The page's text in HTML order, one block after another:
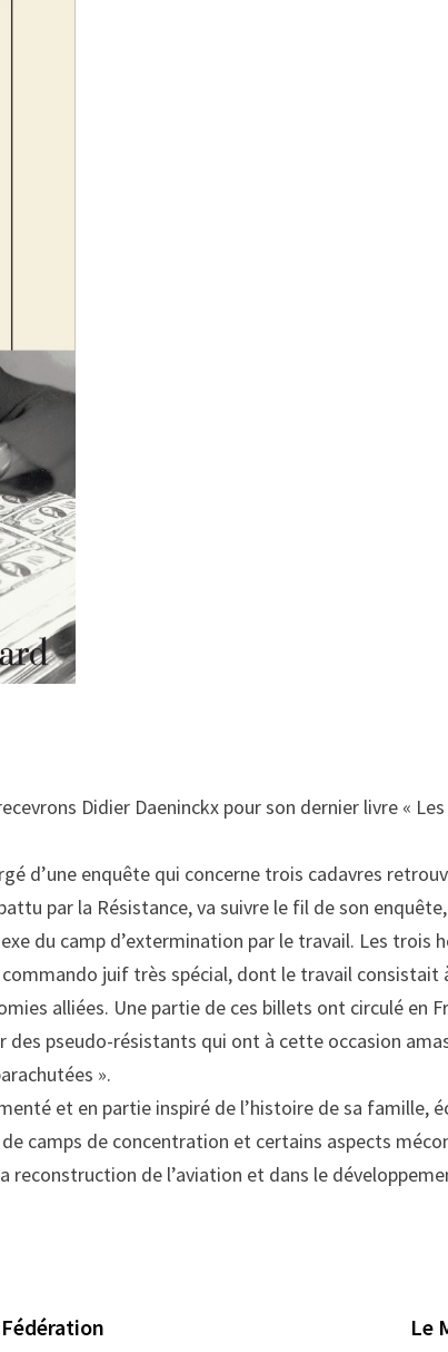
Didier Daeninckx pour son dernier livre «
d’une enquête qui concerne trois cadavres
par la Résistance, va suivre le fil de son
du camp d’extermination par le travail. Les trois
juif très spécial, dont le travail consistait
alliées. Une partie de ces billets ont circulé en
des pseudo-résistants qui ont à cette occasion
».
et en partie inspiré de l’histoire de sa famille,
camps de concentration et certains aspects
reconstruction de l’aviation et dans le
Le